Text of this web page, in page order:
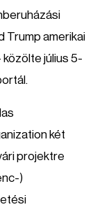
Trump amerikai
július 5-
két
projektre
)